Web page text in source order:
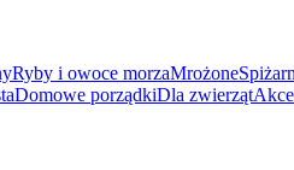
Ryby i owoce morzaMrożone
Domowe porządkiDla zwierząt